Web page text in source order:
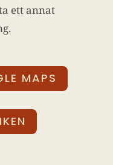
ett annat
MAPS